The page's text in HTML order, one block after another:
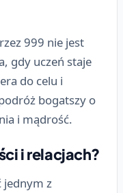
999 nie jest
gdy uczeń staje
do celu i
bogatszy o
i mądrość.
i relacjach?
jednym z